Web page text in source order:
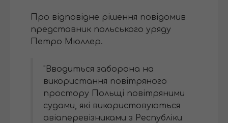
Про відповідне рішення повідомив
представник польського уряду
Петро Мюллер.
"Вводиться заборона на
використання повітряного
простору Польщі повітряними
судами, які використовуються
авіаперевізниками з Республіки